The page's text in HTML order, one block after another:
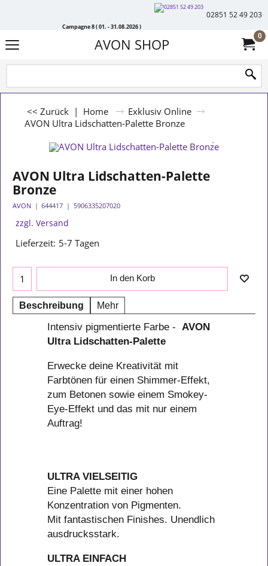
Campagne 8 ( 01. - 31.08.2026 )
02851 52 49 203
AVON SHOP 0
<< Zurück | Home
Exklusiv Online
AVON Ultra Lidschatten-Palette Bronze
AVON Ultra Lidschatten-Palette
Bronze
AVON 644417 5906335207020
zzgl. Versand
Lieferzeit: 5-7 Tagen
In den Korb
Beschreibung Mehr
Intensiv pigmentierte Farbe - AVON
Ultra Lidschatten-Palette
Erwecke deine Kreativität mit
Farbtönen für einen Shimmer-Effekt,
zum Betonen sowie einem Smokey-
Eye-Effekt und das mit nur einem
Auftrag!
ULTRA VIELSEITIG
Eine Palette mit einer hohen
Konzentration von Pigmenten.
Mit fantastischen Finishes. Unendlich
ausdrucksstark.
ULTRA EINFACH